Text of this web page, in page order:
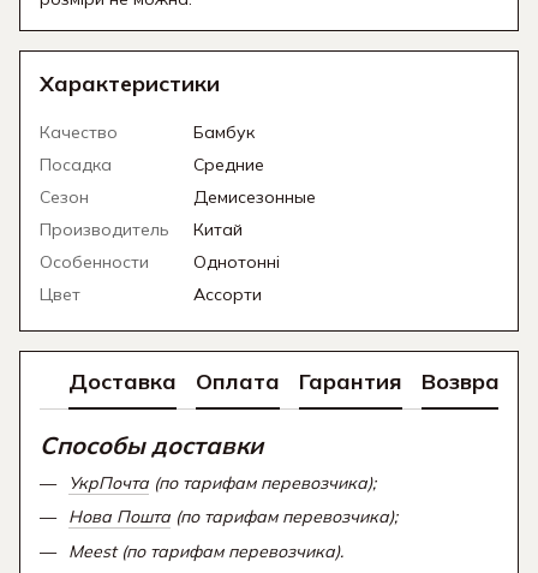
Характеристики
Качество
Бамбук
Посадка
Средние
Сезон
Демисезонные
Производитель
Китай
Особенности
Однотонні
Цвет
Ассорти
Доставка Оплата Гарантия Возврат
Способы доставки
УкрПочта (по тарифам перевозчика);
Нова Пошта (по тарифам перевозчика);
Meest (по тарифам перевозчика).